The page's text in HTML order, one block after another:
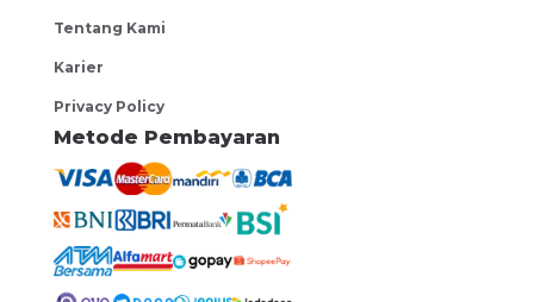
Tentang Kami
Karier
Privacy Policy
Metode Pembayaran